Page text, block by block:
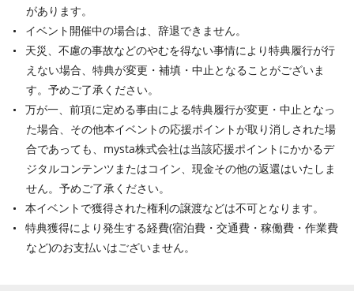
があります。
イベント開催中の場合は、辞退できません。
天災、不慮の事故などのやむを得ない事情により特典履行が行
えない場合、特典が変更・補填・中止となることがございま
す。予めご了承ください。
万が一、前項に定める事由による特典履行が変更・中止となっ
た場合、その他本イベントの応援ポイントが取り消しされた場
合であっても、mysta株式会社は当該応援ポイントにかかるデ
ジタルコンテンツまたはコイン、現金その他の返還はいたしま
せん。予めご了承ください。
本イベントで獲得された権利の譲渡などは不可となります。
特典獲得により発生する経費(宿泊費・交通費・稼働費・作業費
など)のお支払いはございません。